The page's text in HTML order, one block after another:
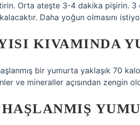
Orta ateşte 3-4 dakika pişirin. 3
Daha yoğun olmasını
KIVAMINDA
bir yumurta yaklaşık 70
ve mineraller açısından zengin